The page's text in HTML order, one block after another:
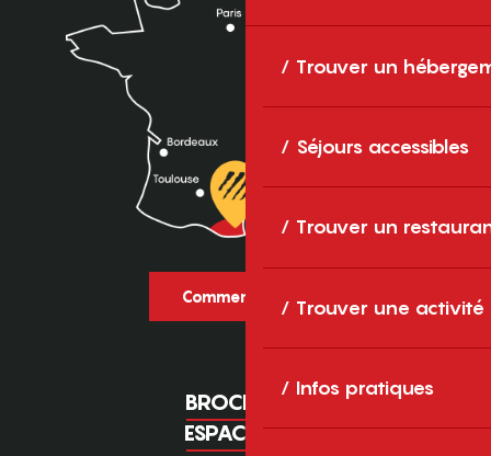
Trouver un
Séjours accessibles
Trouver un
Trouver une activité
Infos pratiques
Comment venir ?
BROCHURES
ESPACE PRO